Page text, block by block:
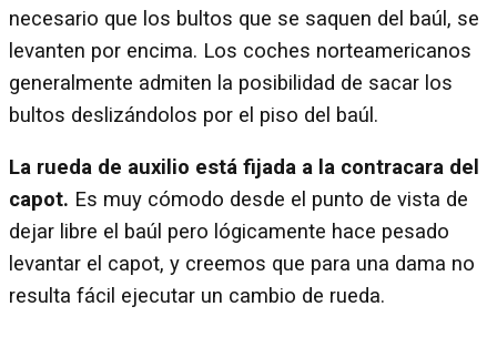
necesario que los bultos que se saquen del baúl, se
levanten por encima. Los coches norteamericanos
generalmente admiten la posibilidad de sacar los
bultos deslizándolos por el piso del baúl.
La rueda de auxilio está fijada a la contracara del
capot. Es muy cómodo desde el punto de vista de
dejar libre el baúl pero lógicamente hace pesado
levantar el capot, y creemos que para una dama no
resulta fácil ejecutar un cambio de rueda.